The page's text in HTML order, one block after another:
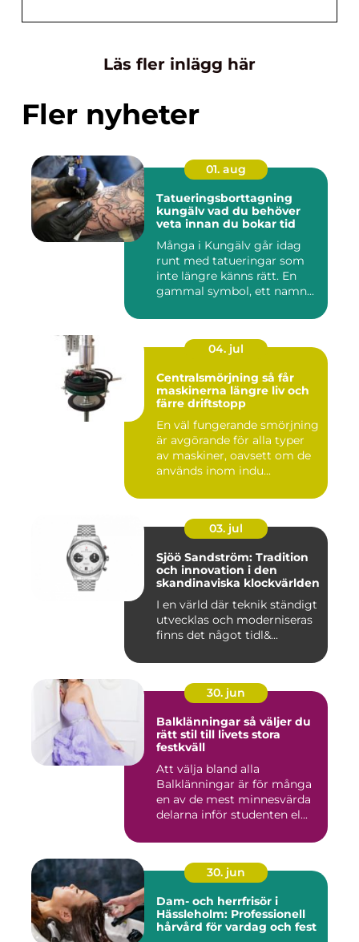
Läs fler inlägg här
Fler nyheter
01. aug
Tatueringsborttagning
kungälv vad du behöver
veta innan du bokar tid
Många i Kungälv går idag
runt med tatueringar som
inte längre känns rätt. En
gammal symbol, ett namn...
04. jul
Centralsmörjning så får
maskinerna längre liv och
färre driftstopp
En väl fungerande smörjning
är avgörande för alla typer
av maskiner, oavsett om de
används inom indu...
03. jul
Sjöö Sandström: Tradition
och innovation i den
skandinaviska klockvärlden
I en värld där teknik ständigt
utvecklas och moderniseras
finns det något tidl&...
30. jun
Balklänningar så väljer du
rätt stil till livets stora
festkväll
Att välja bland alla
Balklänningar är för många
en av de mest minnesvärda
delarna inför studenten el...
30. jun
Dam- och herrfrisör i
Hässleholm: Professionell
hårvård för vardag och fest